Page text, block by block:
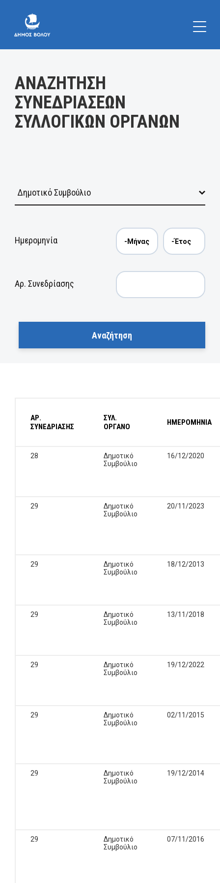
ΑΝΑΖΗΤΗΣΗ
ΣΥΝΕΔΡΙΑΣΕΩΝ
ΣΥΛΛΟΓΙΚΩΝ ΟΡΓΑΝΩΝ
Ημερομηνία
Αρ. Συνεδρίασης
ΑΡ.
ΣΥΝΕΔΡΙΑΣΗΣ
ΣΥΛ.
ΟΡΓΑΝΟ
ΗΜΕΡΟΜΗΝΙΑ
28
Δημοτικό
Συμβούλιο
16/12/2020
29
Δημοτικό
Συμβούλιο
20/11/2023
29
Δημοτικό
Συμβούλιο
18/12/2013
29
Δημοτικό
Συμβούλιο
13/11/2018
29
Δημοτικό
Συμβούλιο
19/12/2022
29
Δημοτικό
Συμβούλιο
02/11/2015
29
Δημοτικό
Συμβούλιο
19/12/2014
29
Δημοτικό
Συμβούλιο
07/11/2016